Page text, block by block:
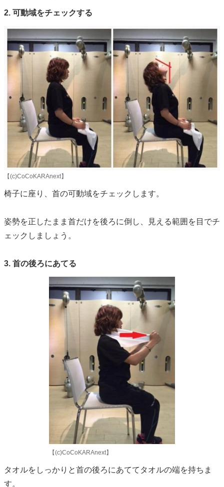
2. 可動域をチェックする
【(c)CoCoKARAnext】
椅子に座り、首の可動域をチェックします。
姿勢を正したまま首だけを後ろに倒し、見える範囲を目でチ
ェックしましょう。
3. 首の後ろにあてる
【(c)CoCoKARAnext】
タオルをしっかりと首の後ろにあててタオルの端を持ちま
す。